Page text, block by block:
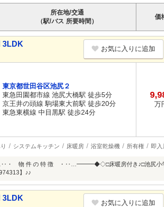
所在地/交通
（駅/バス 所要時間）
価
3LDK
お気に入りに追加
東京都世田谷区池尻２
東急田園都市線 池尻大橋駅 徒歩5分
京王井の頭線 駒場東大前駅 徒歩20分
東急東横線 中目黒駅 徒歩24分
万
システムキッチン 床暖房 浴室乾燥機 所有権 即入
件 の 特 徴 ・‥…━━━◆◇□床暖房付き♪□池尻小学校！
】♪♪
3LDK
お気に入りに追加